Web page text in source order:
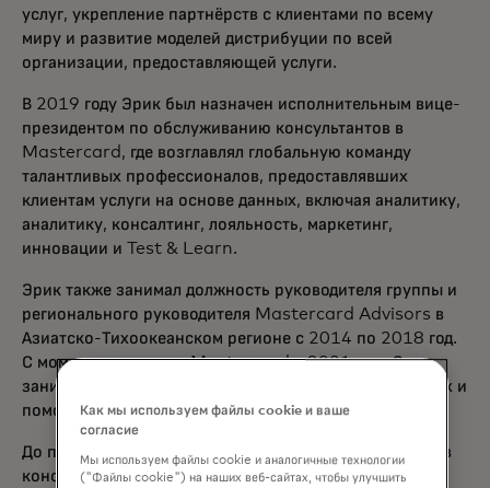
услуг, укрепление партнёрств с клиентами по всему
миру и развитие моделей дистрибуции по всей
организации, предоставляющей услуги.
В 2019 году Эрик был назначен исполнительным вице-
президентом по обслуживанию консультантов в
Mastercard, где возглавлял глобальную команду
талантливых профессионалов, предоставлявших
клиентам услуги на основе данных, включая аналитику,
аналитику, консалтинг, лояльность, маркетинг,
инновации и Test & Learn.
Эрик также занимал должность руководителя группы и
регионального руководителя Mastercard Advisors в
Азиатско-Тихоокеанском регионе с 2014 по 2018 год.
С момента прихода в Mastercard в 2001 году Эрик
занимал различные должности в Соединённых Штатах и
помог создать сервисный бизнес компании.
До прихода в Mastercard в 2001 году Эрик работал в
консалтинговой фирме Edgar, Dunn & Company, где
Как мы используем файлы cookie и ваше
согласие
Мы используем файлы cookie и аналогичные технологии
("Файлы cookie") на наших веб-сайтах, чтобы улучшить